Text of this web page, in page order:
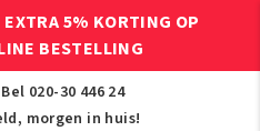
5% KORTING OP
BESTELLING
020-30 446 24
morgen in huis!